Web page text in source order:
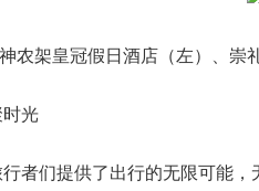
神农架皇冠假日酒店（左）、崇
光
者们提供了出行的无限可能